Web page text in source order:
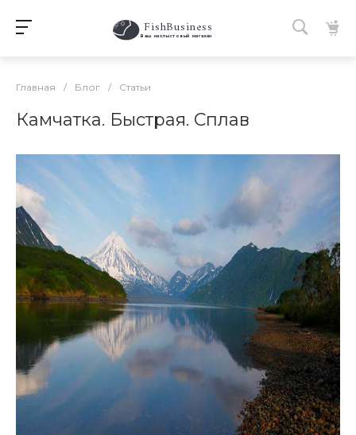
FishBusiness
Ваш нахлыстовый магазин
Главная / Блог / Статьи
Камчатка. Быстрая. Сплав